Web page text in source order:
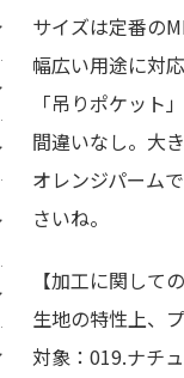
サイズは定番の
幅広い用途に対
「吊りポケット
間違いなし。大
オレンジパーム
さいね。
【加工に関して
生地の特性上、
対象：019.ナチ